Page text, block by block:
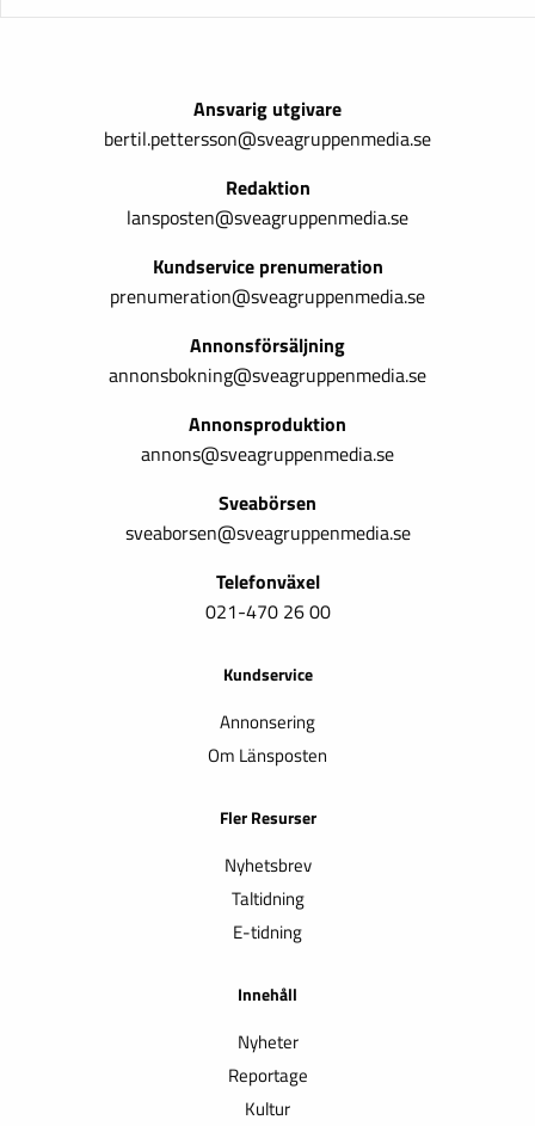
Ansvarig utgivare
bertil.pettersson@sveagruppenmedia.se
Redaktion
lansposten@sveagruppenmedia.se
Kundservice prenumeration
prenumeration@sveagruppenmedia.se
Annonsförsäljning
annonsbokning@sveagruppenmedia.se
Annonsproduktion
annons@sveagruppenmedia.se
Sveabörsen
sveaborsen@sveagruppenmedia.se
Telefonväxel
021-470 26 00
Kundservice
Annonsering
Om Länsposten
Fler Resurser
Nyhetsbrev
Taltidning
E-tidning
Innehåll
Nyheter
Reportage
Kultur